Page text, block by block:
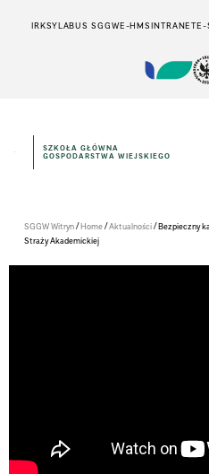
IRKSYLABUS SGGWE-HMSINTRANETE-
SZKOŁA GŁÓWNA
GOSPODARSTWA WIEJSKIEGO
SGGW Witryn/Home/Aktualności/Bezpieczny
Straży Akademickiej